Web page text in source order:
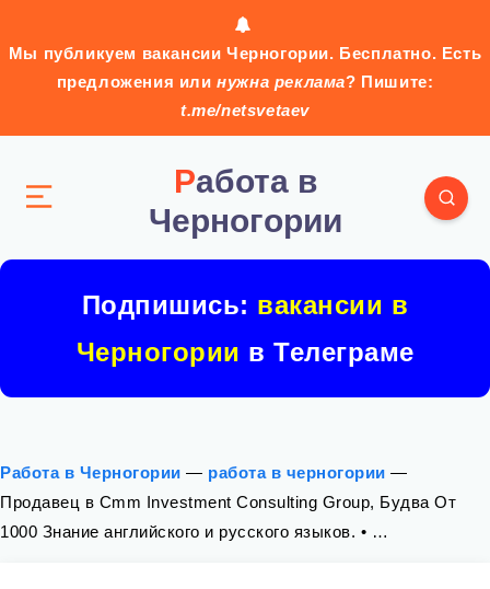
Мы публикуем вакансии Черногории. Бесплатно. Есть
предложения илинужна реклама? Пишите:
t.me/netsvetaev
Работа в
Черногории
Подпишись: вакансии в
Черногории в Телеграме
Работа в Черногории — работа в черногории —
Продавец в Cmm Investment Consulting Group, Будва От
1000 Знание английского и русского языков. • …